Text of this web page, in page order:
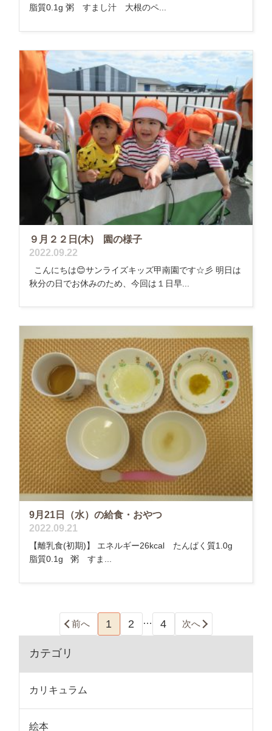
脂質0.1g 粥 すまし汁 大根のペ...
９月２２日(木) 園の様子
2022.09.22
こんにちは😊サンライズキッズ甲南園です☆彡 明日は
秋分の日でお休みのため、今回は１日早...
9月21日（水）の給食・おやつ
2022.09.21
【離乳食(初期)】 エネルギー26kcal たんぱく質1.0g
脂質0.1g 粥 すま...
前へ 1 2 … 4 次へ
カテゴリ
カリキュラム
絵本